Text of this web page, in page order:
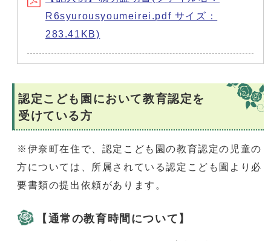
R6syurousyoumeirei.pdf サイズ：
283.41KB)
認定こども園において教育認定を
受けている方
※伊奈町在住で、認定こども園の教育認定の児童の
方については、所属されている認定こども園より必
要書類の提出依頼があります。
【通常の教育時間について】